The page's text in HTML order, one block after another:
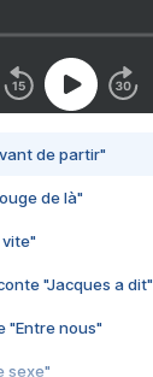
de partir"
de là"
vite"
"Jacques a dit"
"Entre nous"
sexe"